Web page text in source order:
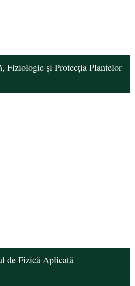
Fiziologie și Protecția Plantelor
de Fizică Aplicată